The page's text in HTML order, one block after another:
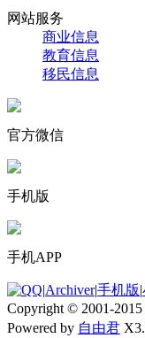
网站服务
商业信息
教育信息
移民信息
官方微信
手机版
手机APP
|Archiver|手机版|
Copyright © 2001-2015
Powered by 自由君